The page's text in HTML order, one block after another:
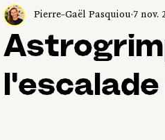
Pierre-Gaël Pasquiou 7 nov.